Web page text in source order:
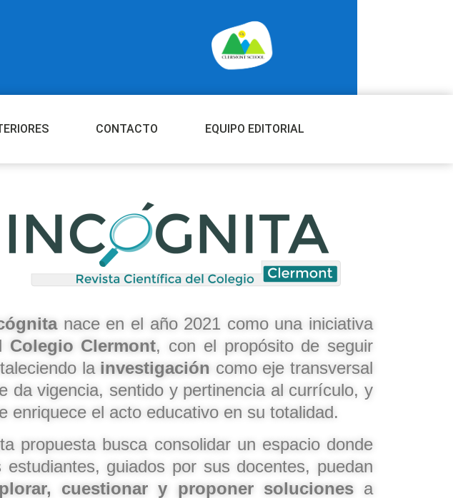
CONTACTO EQUIPO EDITORIAL
nace en el año 2021 como una iniciativa
Colegio Clermont, con el propósito de seguir
la investigación como eje transversal
da vigencia, sentido y pertinencia al currículo, y
enriquece el acto educativo en su totalidad.
propuesta busca consolidar un espacio donde
estudiantes, guiados por sus docentes, puedan
cuestionar y proponer solucionesa